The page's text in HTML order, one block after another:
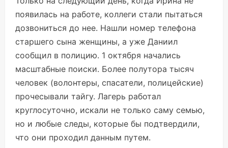
появилась на работе, коллеги стали пытаться
дозвониться до нее. Нашли номер телефона
старшего сына женщины, а уже Даниил
сообщил в полицию. 1 октября начались
масштабные поиски. Более полутора тысяч
человек (волонтеры, спасатели, полицейские)
прочесывали тайгу. Лагерь работал
круглосуточно, искали не только саму семью,
но и любые следы, которые бы подтвердили,
что они проходил данным путем.